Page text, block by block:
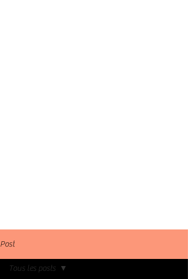
Post
Tous les posts